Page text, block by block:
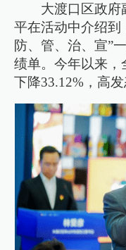
大渡口区政府
平在活动中介绍到
防、管、治、宣”
绩单。今年以来，
下降33.12%，高